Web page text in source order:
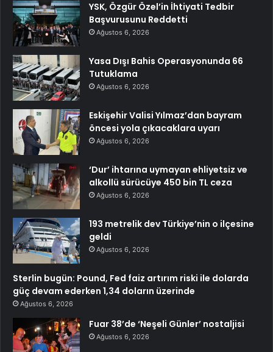
YSK, Özgür Özel’in İhtiyati Tedbir
Başvurusunu Reddetti
Ağustos 6, 2026
Yasa Dışı Bahis Operasyonunda 66
Tutuklama
Ağustos 6, 2026
Eskişehir Valisi Yılmaz’dan bayram
öncesi yola çıkacaklara uyarı
Ağustos 6, 2026
‘Dur’ ihtarına uymayan ehliyetsiz ve
alkollü sürücüye 450 bin TL ceza
Ağustos 6, 2026
193 metrelik dev Türkiye’nin o ilçesine
geldi
Ağustos 6, 2026
Sterlin bugün: Pound, Fed faiz artırım riski ile dolarda
güç devam ederken 1,34 doların üzerinde
Ağustos 6, 2026
Fuar 38’de ‘Neşeli Günler’ nostaljisi
Ağustos 6, 2026